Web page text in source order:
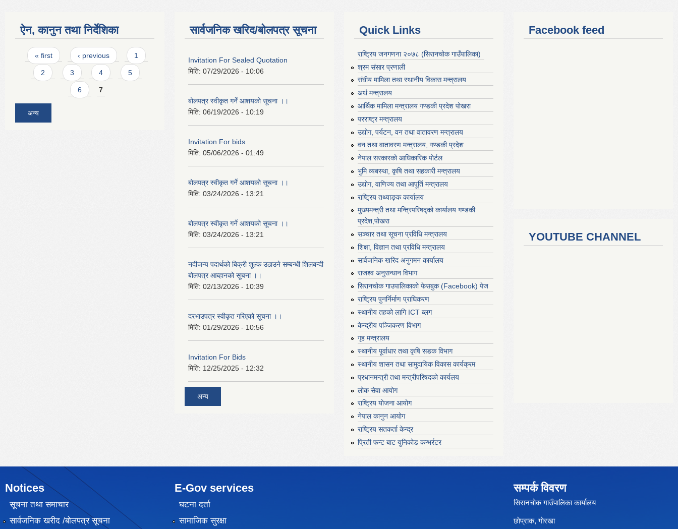
ऐन, कानुन तथा निर्देशिका
Pages
« first ‹ previous 1
2 3 4 5
6 7
अन्य
सार्वजनिक खरिद/बोलपत्र सूचना
Invitation For Sealed Quotation
मिति: 07/29/2026 - 10:06
बोलपत्र स्वीकृत गर्ने आशयको सूचना ।।
मिति: 06/19/2026 - 10:19
Invitation For bids
मिति: 05/06/2026 - 01:49
बोलपत्र स्वीकृत गर्ने आशयको सूचना ।।
मिति: 03/24/2026 - 13:21
बोलपत्र स्वीकृत गर्ने आशयको सूचना ।।
मिति: 03/24/2026 - 13:21
नदीजन्य पदार्थको बिक्री शूल्क उठाउने सम्बन्धी शिलबन्दी
बोलपत्र आब्हानको सूचना ।।
मिति: 02/13/2026 - 10:39
दरभाउपत्र स्वीकृत गरिएको सूचना ।।
मिति: 01/29/2026 - 10:56
Invitation For Bids
मिति: 12/25/2025 - 12:32
अन्य
Quick Links
राष्ट्रिय जनगणना २०७८ (सिरानचोक गाउँपालिका)
श्रम संसार प्रणाली
संघीय मामिला तथा स्थानीय विकास मन्त्रालय
अर्थ मन्त्रालय
आर्थिक मामिला मन्त्रालय गण्डकी प्रदेश पोखरा
परराष्ट्र मन्त्रालय
उद्योग, पर्यटन, वन तथा वातावरण मन्त्रालय
वन तथा वातावरण मन्त्रालय, गण्डकी प्रदेश
नेपाल सरकारको आधिकारिक पोर्टल
भुमि व्यबस्था, कृषि तथा सहकारी मन्त्रालय
उद्योग, वाणिज्य तथा आपूर्ति मन्त्रालय
राष्ट्रिय तथ्याङ्क कार्यालय
मुख्यमन्त्री तथा मन्त्रिपरिषद्को कार्यालय गण्डकी
प्रदेश,पोखरा
सञ्‍चार तथा सूचना प्रविधि मन्त्रालय
शिक्षा, विज्ञान तथा प्रविधि मन्त्रालय
सार्वजनिक खरिद अनुगमन कार्यालय
राजश्व अनुसन्धान विभाग
सिरानचोक गाउपालिकाको फेसबुक (Facebook) पेज
राष्ट्रिय पुनर्निर्माण प्राघिकरण
स्थानीय तहको लागि ICT ब्लग
केन्द्रीय पञ्जिकरण विभाग
गृह मन्त्रालय
स्थानीय पूर्वाधार तथा कृषि सडक विभाग
स्थानीय शासन तथा सामुदायिक विकास कार्यक्रम
प्रधानमन्त्री तथा मन्त्रीपरिषदको कार्यलय
लोक सेवा आयोग
राष्ट्रिय योजना आयोग
नेपाल कानुन आयोग
राष्ट्रिय सतकर्ता केन्द्र
प्रिती फन्ट बाट युनिकोड कन्भर्रटर
Facebook feed
YOUTUBE CHANNEL
Notices
सूचना तथा समाचार
सार्वजनिक खरीद /बोलपत्र सूचना
E-Gov services
घटना दर्ता
सामाजिक सुरक्षा
सम्पर्क विवरण
सिरानचोक गाउँपालिका कार्यालय
छाेप्राक, गाेरखा